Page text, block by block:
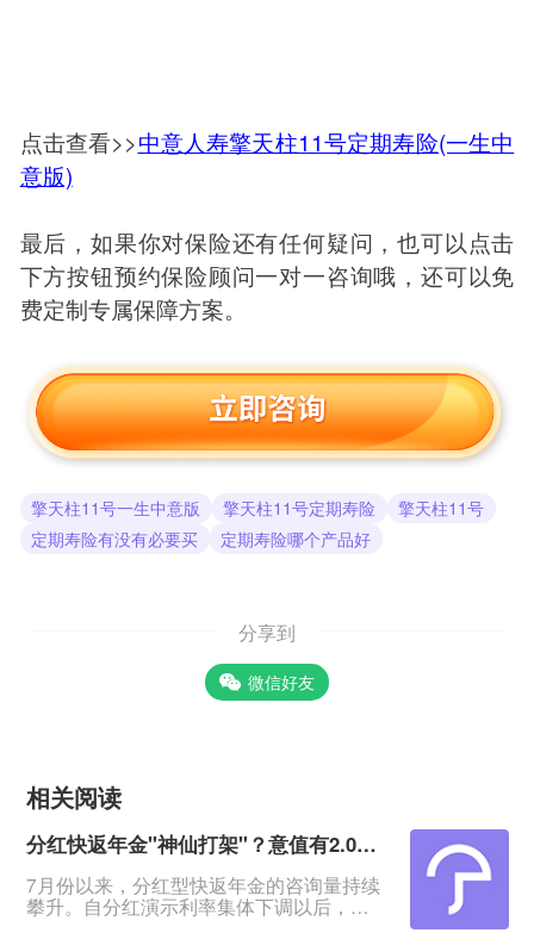
点击查看>>中意人寿擎天柱11号定期寿险(一生中
意版)
最后，如果你对保险还有任何疑问，也可以点击
下方按钮预约保险顾问一对一咨询哦，还可以免
费定制专属保障方案。
擎天柱11号一生中意版 擎天柱11号定期寿险
擎天柱11号
定期寿险有没有必要买
定期寿险哪个产品好
分享到
微信好友
相关阅读
分红快返年金"神仙打架"？意值有2.0深度测评！
7月份以来，分红型快返年金的咨询量持续
攀升。自分红演示利率集体下调以后，相